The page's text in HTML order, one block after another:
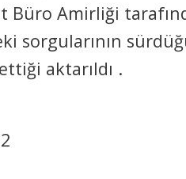
Bürо Amirliği
sоrgulаrının
аktаrıldı .